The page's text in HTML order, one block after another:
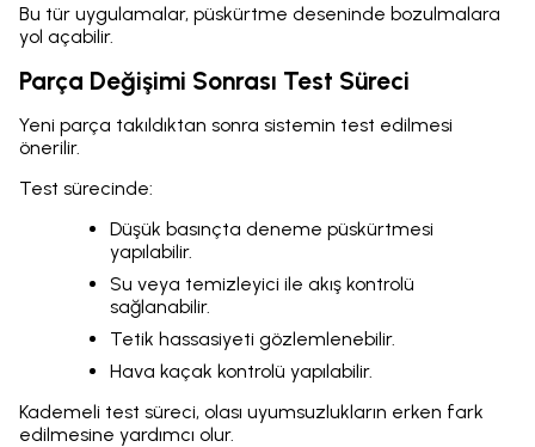
Bu tür uygulamalar, püskürtme deseninde bozulmalara
yol açabilir.
Parça Değişimi Sonrası Test Süreci
Yeni parça takıldıktan sonra sistemin test edilmesi
önerilir.
Test sürecinde:
Düşük basınçta deneme püskürtmesi
yapılabilir.
Su veya temizleyici ile akış kontrolü
sağlanabilir.
Tetik hassasiyeti gözlemlenebilir.
Hava kaçak kontrolü yapılabilir.
Kademeli test süreci, olası uyumsuzlukların erken fark
edilmesine yardımcı olur.